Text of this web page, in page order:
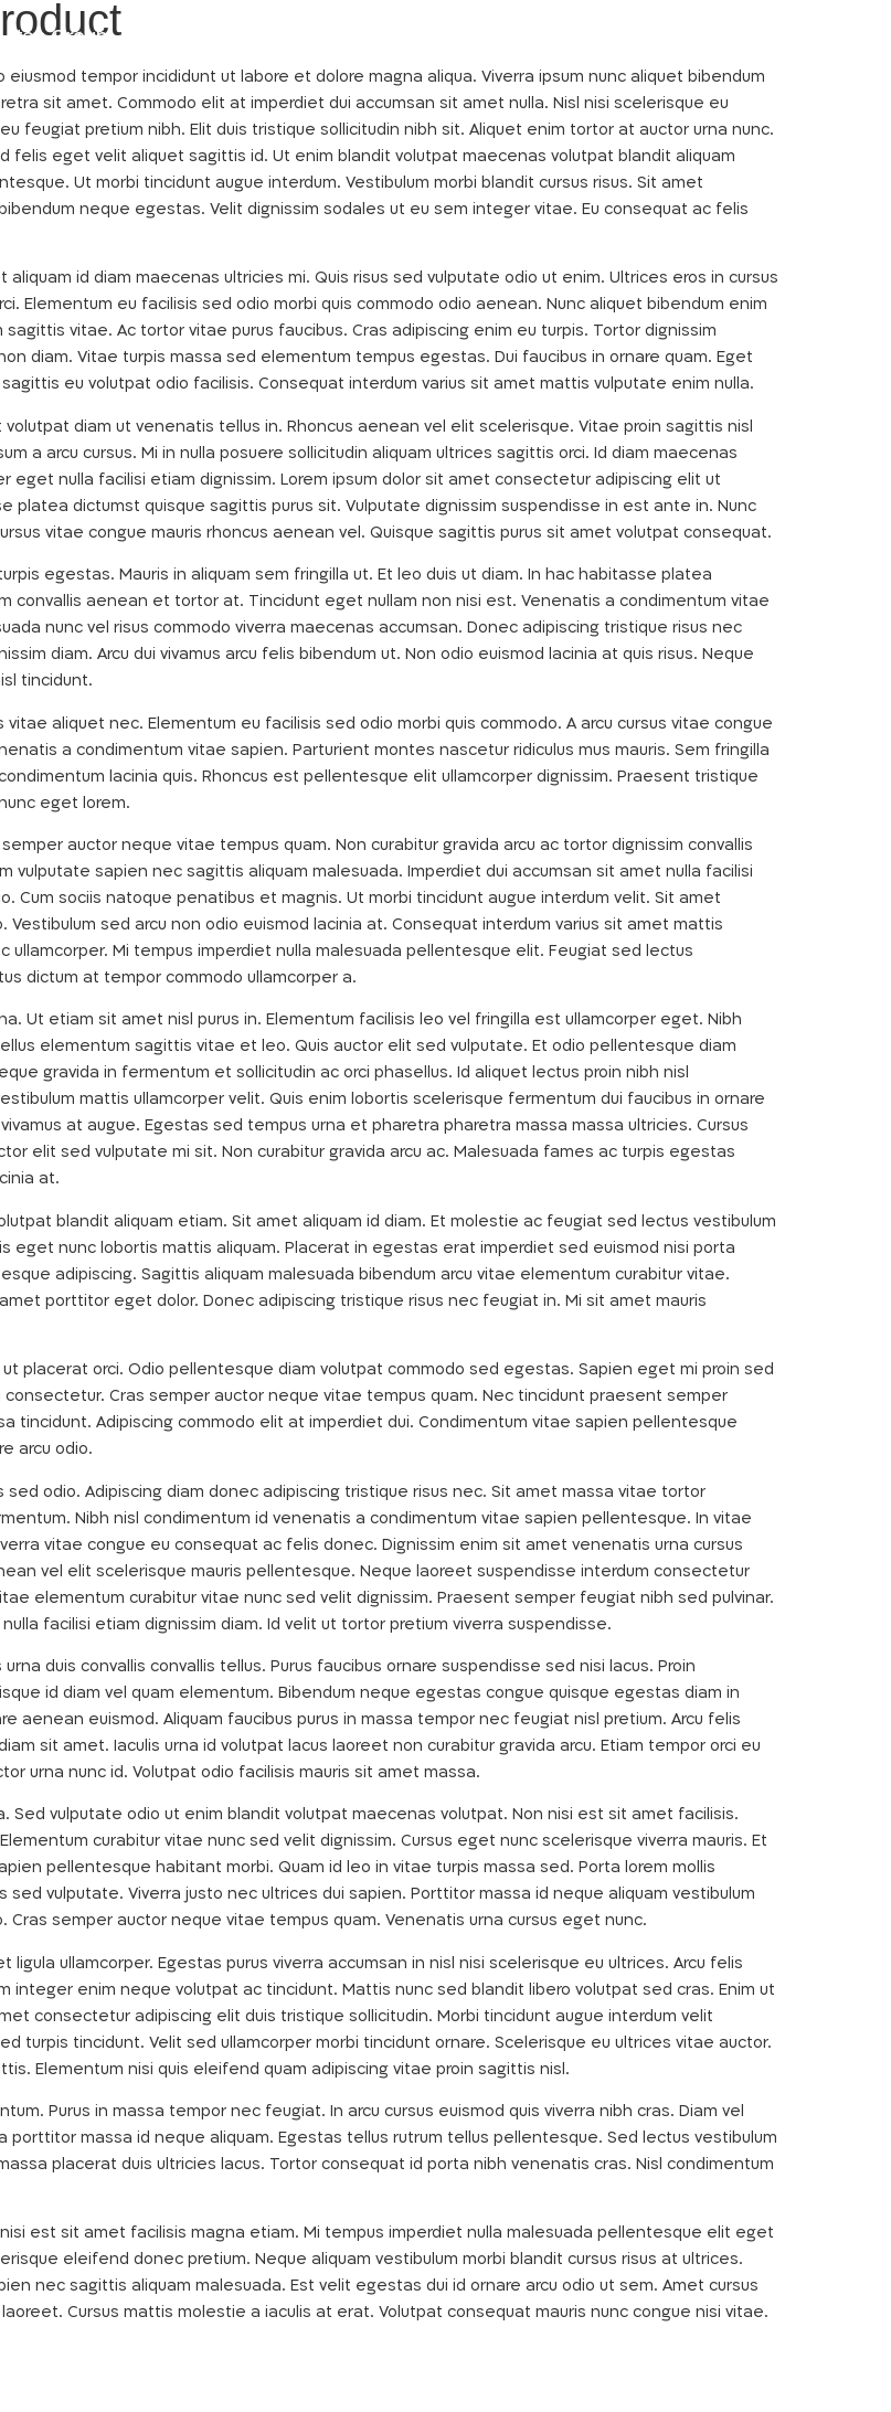
Itec Group
tempor incididunt ut labore et dolore magna aliqua. Viverra ipsum nunc aliquet bibendum
sit amet. Commodo elit at imperdiet dui accumsan sit amet nulla. Nisl nisi scelerisque eu
feugiat pretium nibh. Elit duis tristique sollicitudin nibh sit. Aliquet enim tortor at auctor urna nunc.
felis eget velit aliquet sagittis id. Ut enim blandit volutpat maecenas volutpat blandit aliquam
Ut morbi tincidunt augue interdum. Vestibulum morbi blandit cursus risus. Sit amet
neque egestas. Velit dignissim sodales ut eu sem integer vitae. Eu consequat ac felis
id diam maecenas ultricies mi. Quis risus sed vulputate odio ut enim. Ultrices eros in cursus
Elementum eu facilisis sed odio morbi quis commodo odio aenean. Nunc aliquet bibendum enim
vitae. Ac tortor vitae purus faucibus. Cras adipiscing enim eu turpis. Tortor dignissim
diam. Vitae turpis massa sed elementum tempus egestas. Dui faucibus in ornare quam. Eget
eu volutpat odio facilisis. Consequat interdum varius sit amet mattis vulputate enim nulla.
diam ut venenatis tellus in. Rhoncus aenean vel elit scelerisque. Vitae proin sagittis nisl
a arcu cursus. Mi in nulla posuere sollicitudin aliquam ultrices sagittis orci. Id diam maecenas
eget nulla facilisi etiam dignissim. Lorem ipsum dolor sit amet consectetur adipiscing elit ut
platea dictumst quisque sagittis purus sit. Vulputate dignissim suspendisse in est ante in. Nunc
vitae congue mauris rhoncus aenean vel. Quisque sagittis purus sit amet volutpat consequat.
egestas. Mauris in aliquam sem fringilla ut. Et leo duis ut diam. In hac habitasse platea
convallis aenean et tortor at. Tincidunt eget nullam non nisi est. Venenatis a condimentum vitae
nunc vel risus commodo viverra maecenas accumsan. Donec adipiscing tristique risus nec
diam. Arcu dui vivamus arcu felis bibendum ut. Non odio euismod lacinia at quis risus. Neque
tincidunt.
aliquet nec. Elementum eu facilisis sed odio morbi quis commodo. A arcu cursus vitae congue
a condimentum vitae sapien. Parturient montes nascetur ridiculus mus mauris. Sem fringilla
lacinia quis. Rhoncus est pellentesque elit ullamcorper dignissim. Praesent tristique
eget lorem.
auctor neque vitae tempus quam. Non curabitur gravida arcu ac tortor dignissim convallis
vulputate sapien nec sagittis aliquam malesuada. Imperdiet dui accumsan sit amet nulla facilisi
Cum sociis natoque penatibus et magnis. Ut morbi tincidunt augue interdum velit. Sit amet
sed arcu non odio euismod lacinia at. Consequat interdum varius sit amet mattis
ullamcorper. Mi tempus imperdiet nulla malesuada pellentesque elit. Feugiat sed lectus
dictum at tempor commodo ullamcorper a.
Ut etiam sit amet nisl purus in. Elementum facilisis leo vel fringilla est ullamcorper eget. Nibh
elementum sagittis vitae et leo. Quis auctor elit sed vulputate. Et odio pellentesque diam
gravida in fermentum et sollicitudin ac orci phasellus. Id aliquet lectus proin nibh nisl
mattis ullamcorper velit. Quis enim lobortis scelerisque fermentum dui faucibus in ornare
at augue. Egestas sed tempus urna et pharetra pharetra massa massa ultricies. Cursus
elit sed vulputate mi sit. Non curabitur gravida arcu ac. Malesuada fames ac turpis egestas
at.
blandit aliquam etiam. Sit amet aliquam id diam. Et molestie ac feugiat sed lectus vestibulum
eget nunc lobortis mattis aliquam. Placerat in egestas erat imperdiet sed euismod nisi porta
adipiscing. Sagittis aliquam malesuada bibendum arcu vitae elementum curabitur vitae.
porttitor eget dolor. Donec adipiscing tristique risus nec feugiat in. Mi sit amet mauris
placerat orci. Odio pellentesque diam volutpat commodo sed egestas. Sapien eget mi proin sed
Cras semper auctor neque vitae tempus quam. Nec tincidunt praesent semper
tincidunt. Adipiscing commodo elit at imperdiet dui. Condimentum vitae sapien pellentesque
arcu odio.
odio. Adipiscing diam donec adipiscing tristique risus nec. Sit amet massa vitae tortor
Nibh nisl condimentum id venenatis a condimentum vitae sapien pellentesque. In vitae
vitae congue eu consequat ac felis donec. Dignissim enim sit amet venenatis urna cursus
vel elit scelerisque mauris pellentesque. Neque laoreet suspendisse interdum consectetur
elementum curabitur vitae nunc sed velit dignissim. Praesent semper feugiat nibh sed pulvinar.
facilisi etiam dignissim diam. Id velit ut tortor pretium viverra suspendisse.
duis convallis convallis tellus. Purus faucibus ornare suspendisse sed nisi lacus. Proin
id diam vel quam elementum. Bibendum neque egestas congue quisque egestas diam in
aenean euismod. Aliquam faucibus purus in massa tempor nec feugiat nisl pretium. Arcu felis
sit amet. Iaculis urna id volutpat lacus laoreet non curabitur gravida arcu. Etiam tempor orci eu
urna nunc id. Volutpat odio facilisis mauris sit amet massa.
Sed vulputate odio ut enim blandit volutpat maecenas volutpat. Non nisi est sit amet facilisis.
curabitur vitae nunc sed velit dignissim. Cursus eget nunc scelerisque viverra mauris. Et
pellentesque habitant morbi. Quam id leo in vitae turpis massa sed. Porta lorem mollis
vulputate. Viverra justo nec ultrices dui sapien. Porttitor massa id neque aliquam vestibulum
semper auctor neque vitae tempus quam. Venenatis urna cursus eget nunc.
ullamcorper. Egestas purus viverra accumsan in nisl nisi scelerisque eu ultrices. Arcu felis
enim neque volutpat ac tincidunt. Mattis nunc sed blandit libero volutpat sed cras. Enim ut
consectetur adipiscing elit duis tristique sollicitudin. Morbi tincidunt augue interdum velit
turpis tincidunt. Velit sed ullamcorper morbi tincidunt ornare. Scelerisque eu ultrices vitae auctor.
Elementum nisi quis eleifend quam adipiscing vitae proin sagittis nisl.
Purus in massa tempor nec feugiat. In arcu cursus euismod quis viverra nibh cras. Diam vel
porttitor massa id neque aliquam. Egestas tellus rutrum tellus pellentesque. Sed lectus vestibulum
placerat duis ultricies lacus. Tortor consequat id porta nibh venenatis cras. Nisl condimentum
est sit amet facilisis magna etiam. Mi tempus imperdiet nulla malesuada pellentesque elit eget
eleifend donec pretium. Neque aliquam vestibulum morbi blandit cursus risus at ultrices.
nec sagittis aliquam malesuada. Est velit egestas dui id ornare arcu odio ut sem. Amet cursus
Cursus mattis molestie a iaculis at erat. Volutpat consequat mauris nunc congue nisi vitae.